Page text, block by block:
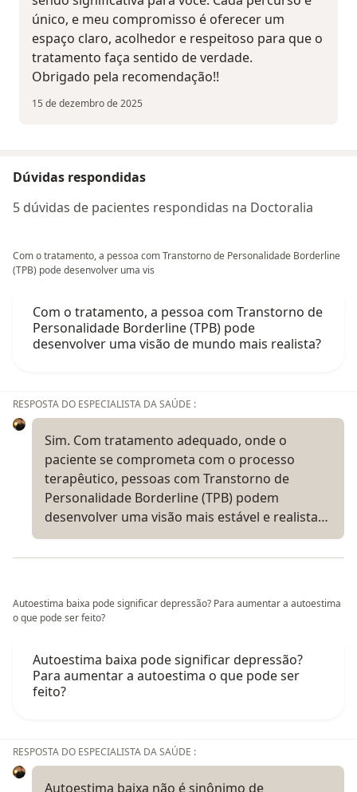
único, e meu compromisso é oferecer um
espaço claro, acolhedor e respeitoso para que o
tratamento faça sentido de verdade.
Obrigado pela recomendação!!
15 de dezembro de 2025
Dúvidas respondidas
5 dúvidas de pacientes respondidas na Doctoralia
Com o tratamento, a pessoa com Transtorno de Personalidade Borderline
(TPB) pode desenvolver uma vis
Com o tratamento, a pessoa com Transtorno de
Personalidade Borderline (TPB) pode
desenvolver uma visão de mundo mais realista?
RESPOSTA DO ESPECIALISTA DA SAÚDE :
Sim. Com tratamento adequado, onde o
paciente se comprometa com o processo
terapêutico, pessoas com Transtorno de
Personalidade Borderline (TPB) podem
desenvolver uma visão mais estável e realista…
Autoestima baixa pode significar depressão? Para aumentar a autoestima
o que pode ser feito?
Autoestima baixa pode significar depressão?
Para aumentar a autoestima o que pode ser
feito?
RESPOSTA DO ESPECIALISTA DA SAÚDE :
Autoestima baixa não é sinônimo de